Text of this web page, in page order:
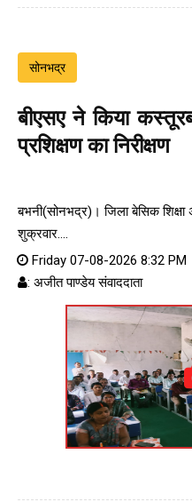
सोनभद्र
बीएसए ने किया
प्रशिक्षण का निरीक्षण
बभनी(सोनभद्र)। जिला बेसिक
शुक्रवार....
Friday 07-08-2026 8:32 PM
: अजीत पाण्डेय संवाददाता